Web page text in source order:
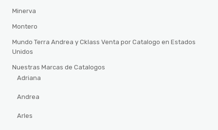
Minerva
Montero
Mundo Terra Andrea y Cklass Venta por Catalogo en Estados
Unidos
Nuestras Marcas de Catalogos
Adriana
Andrea
Arles